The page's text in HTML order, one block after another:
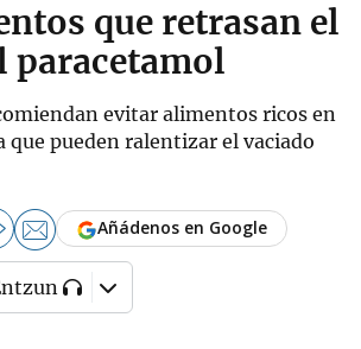
que retrasan el
paracetamol
evitar alimentos ricos en
que pueden ralentizar el vaciado
Añádenos en Google